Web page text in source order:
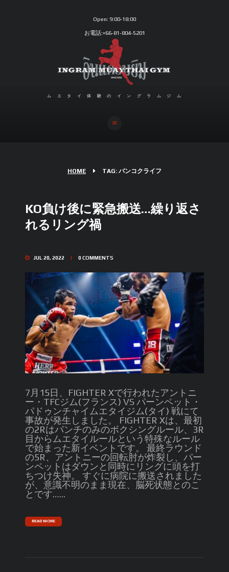
Open: 9:00-18:00
お電話:+66-81-804-5201
ムエタイ体験のイングラムジム
HOME TAG: バンコクライフ
KO負け後に緊急搬送…繰り返さ
れるリング禍
JUL 20, 2022 0COMMENTS
7月15日、FIGHTER Xで行われたアントニ
ー・TFCジム(フランス) VS パーンペット・
パドゥンチャイムエタイジム(タイ) 戦にて
事故が発生しました。 FIGHTER Xは、最初
の2Rはパンチのみのボクシングルール、3R
目からムエタイルールという特殊なルール
で始まった新イベントです。 最終ラウンド
の5R、アントニーの回転肘が炸裂し、パー
ンペットはダウンと同時にリングに頭を打
ちつけ失神。 すぐに病院に搬送されました
が、意識不明のまま現在、脳死状態とのこ
とです…...
READ MORE